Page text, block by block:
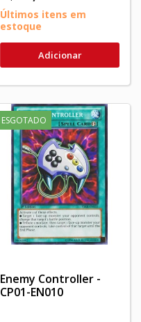
Últimos itens em
estoque
Adicionar
ESGOTADO
Enemy Controller -
CP01-EN010